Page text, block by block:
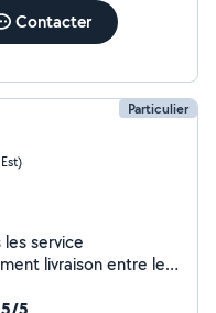
Contacter
Particulier
service
livraison entre les
devis gratuit et